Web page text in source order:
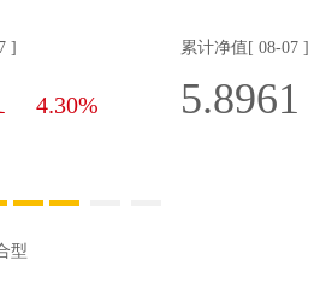
]
4.30%
累计净值[ 08-07 ]
5.8961
型